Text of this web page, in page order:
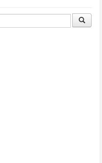
Музыка из сериалов